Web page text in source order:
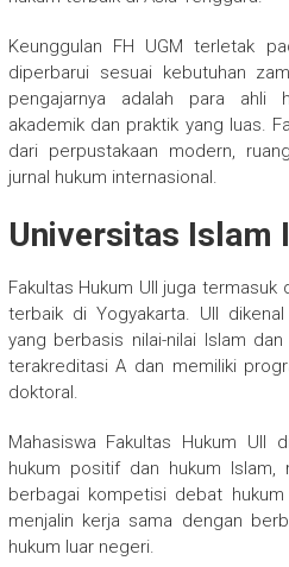
Keunggulan FH UGM terletak
diperbarui sesuai kebutuhan
pengajarnya adalah para ahli
akademik dan praktik yang luas.
dari perpustakaan modern,
jurnal hukum internasional.
Universitas Islam
Fakultas Hukum UII juga
terbaik di Yogyakarta. UII
yang berbasis nilai-nilai Islam
terakreditasi A dan memiliki
doktoral.
Mahasiswa Fakultas Hukum UII
hukum positif dan hukum Islam,
berbagai kompetisi debat
menjalin kerja sama dengan
hukum luar negeri.